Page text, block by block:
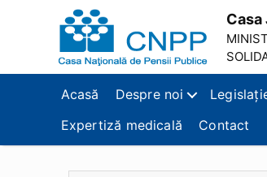
Casa
Județeană
Pensii
Brașov
Casa
Acasă Despre noi
Expertiză medicală
Contact